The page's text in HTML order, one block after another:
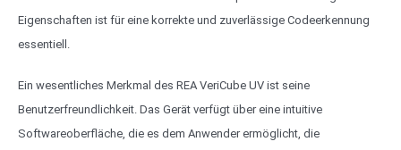
Eigenschaften ist für eine korrekte und zuverlässige Codeerkennung
essentiell.
Ein wesentliches Merkmal des REA VeriCube UV ist seine
Benutzerfreundlichkeit. Das Gerät verfügt über eine intuitive
Softwareoberfläche, die es dem Anwender ermöglicht, die